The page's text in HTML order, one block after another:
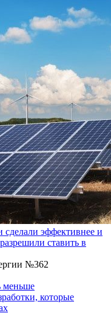
эффективнее и
ставить в
№362